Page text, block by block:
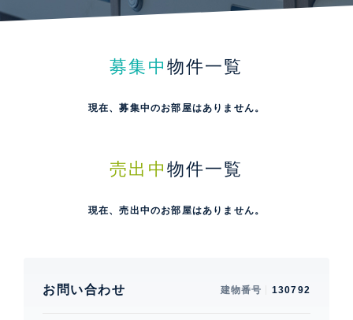
募集中 物件一覧
現在、募集中のお部屋はありません。
売出中 物件一覧
現在、売出中のお部屋はありません。
お問い合わせ 建物番号 130792